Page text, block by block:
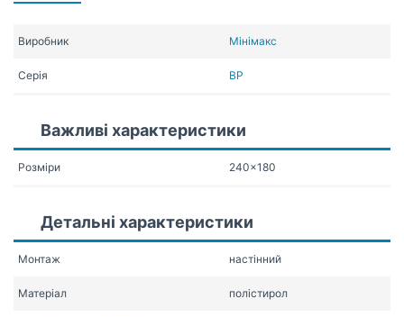
Виробник Мінімакс
Серія ВР
Важливі характеристики
Розміри 240x180
Детальні характеристики
Монтаж настінний
Матеріал полістирол